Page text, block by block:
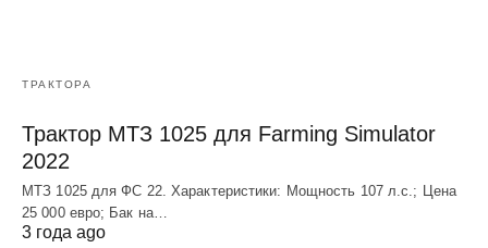
ТРАКТОРА
Трактор МТЗ 1025 для Farming Simulator
2022
МТЗ 1025 для ФС 22. Характеристики: Мощность 107 л.c.; Цена
25 000 евро; Бак на…
3 года ago